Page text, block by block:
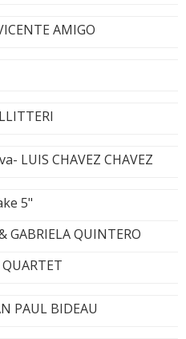
AMIGO
LUIS CHAVEZ CHAVEZ
5"
GABRIELA QUINTERO
PAUL BIDEAU